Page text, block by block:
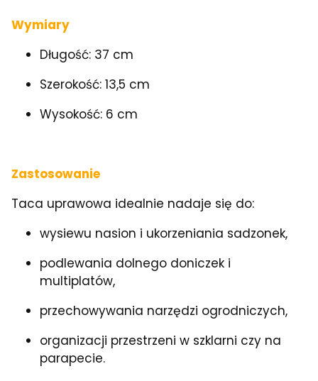
Wymiary
Długość: 37 cm
Szerokość: 13,5 cm
Wysokość: 6 cm
Zastosowanie
Taca uprawowa idealnie nadaje się do:
wysiewu nasion i ukorzeniania sadzonek,
podlewania dolnego doniczek i
multiplatów,
przechowywania narzędzi ogrodniczych,
organizacji przestrzeni w szklarni czy na
parapecie.